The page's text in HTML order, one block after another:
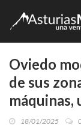
Oviedo
de sus
máquinas,
18/01/2025